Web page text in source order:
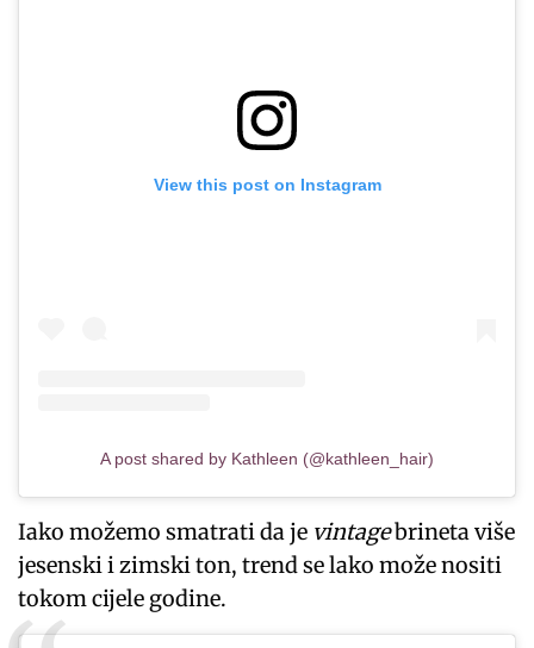
View this post on Instagram
A post shared by Kathleen (@kathleen_hair)
Iako možemo smatrati da je vintagebrineta više
jesenski i zimski ton, trend se lako može nositi
tokom cijele godine.